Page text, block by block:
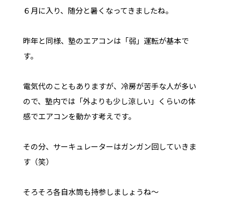
６月に入り、随分と暑くなってきましたね。
昨年と同様、塾のエアコンは「弱」運転が基本で
す。
電気代のこともありますが、冷房が苦手な人が多い
ので、塾内では「外よりも少し涼しい」くらいの体
感でエアコンを動かす考えです。
その分、サーキュレーターはガンガン回していきま
す（笑）
そろそろ各自水筒も持参しましょうね〜